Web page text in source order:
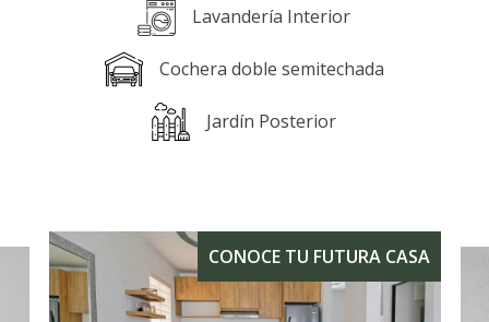
Lavandería Interior
Cochera doble semitechada
Jardín Posterior